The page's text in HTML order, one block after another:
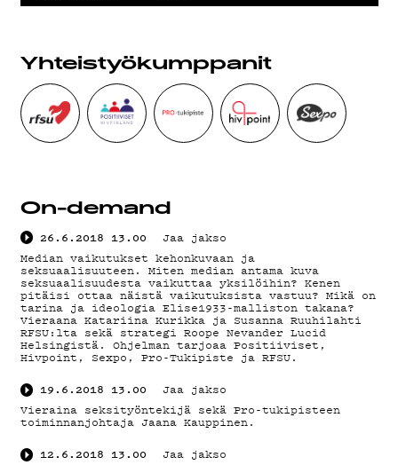
Yhteistyö­kumppanit
On-demand
26.6.2018 13.00
Jaa jakso
Median vaikutukset kehonkuvaan ja
seksuaalisuuteen. Miten median antama kuva
seksuaalisuudesta vaikuttaa yksilöihin? Kenen
pitäisi ottaa näistä vaikutuksista vastuu? Mikä on
tarina ja ideologia Elise1933-malliston takana?
Vieraana Katariina Kurikka ja Susanna Ruuhilahti
RFSU:lta sekä strategi Roope Nevander Lucid
Helsingistä. Ohjelman tarjoaa Positiiviset,
Hivpoint, Sexpo, Pro-Tukipiste ja RFSU.
19.6.2018 13.00
Jaa jakso
Vieraina seksityöntekijä sekä Pro-tukipisteen
toiminnanjohtaja Jaana Kauppinen.
12.6.2018 13.00
Jaa jakso